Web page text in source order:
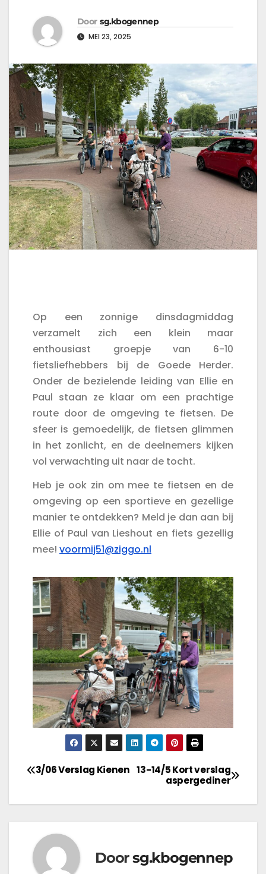
Door sg.kbogennep
MEI 23, 2025
Op een zonnige dinsdagmiddag
verzamelt zich een klein maar
enthousiast groepje van 6-10
fietsliefhebbers bij de Goede Herder.
Onder de bezielende leiding van Ellie en
Paul staan ze klaar om een prachtige
route door de omgeving te fietsen. De
sfeer is gemoedelijk, de fietsen glimmen
in het zonlicht, en de deelnemers kijken
vol verwachting uit naar de tocht.
Heb je ook zin om mee te fietsen en de
omgeving op een sportieve en gezellige
manier te ontdekken? Meld je dan aan bij
Ellie of Paul van Lieshout en fiets gezellig
mee! voormij51@ziggo.nl
13-14/5 Kort verslag
aspergediner
3/06 Verslag Kienen
Doorsg.kbogennep